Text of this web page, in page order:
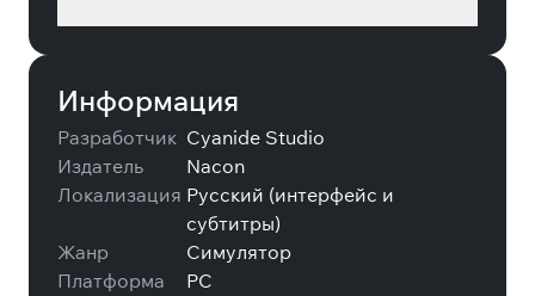
Информация
Разработчик Cyanide Studio
Издатель
Nacon
Локализация Русский (интерфейс и
субтитры)
Жанр
Симулятор
Платформа
PC